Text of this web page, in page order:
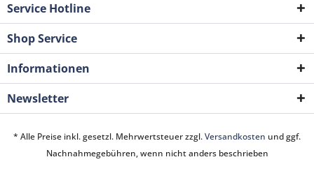
Service Hotline
Shop Service
Informationen
Newsletter
* Alle Preise inkl. gesetzl. Mehrwertsteuer zzgl.Versandkosten und ggf.
Nachnahmegebühren, wenn nicht anders beschrieben